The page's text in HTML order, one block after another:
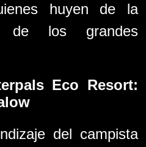
huyen de la
de los grandes
Eco Resort:
del campista